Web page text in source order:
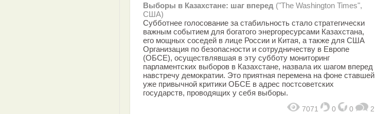
Выборы в Казахстане: шаг вперед ("The Washington Times",
США)
Субботнее голосование за стабильность стало стратегически
важным событием для богатого энергоресурсами Казахстана,
его мощных соседей в лице России и Китая, а также для США
Организация по безопасности и сотрудничеству в Европе
(ОБСЕ), осуществлявшая в эту субботу мониторинг
парламентских выборов в Казахстане, назвала их шагом вперед
навстречу демократии. Это приятная перемена на фоне ставшей
уже привычной критики ОБСЕ в адрес постсоветских
государств, проводящих у себя выборы.
7071 0 0 2